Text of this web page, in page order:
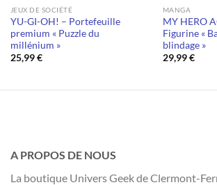
JEUX DE SOCIÉTÉ
YU-GI-OH! – Portefeuille
premium « Puzzle du
millénium »
25,99€
MANGA
MY HERO
Figurine «
blindage »
29,99€
A PROPOS DE NOUS
La boutique Univers Geek de Clermont-